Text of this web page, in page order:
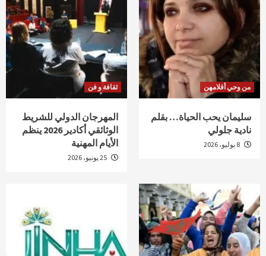
من وحي أقلامهن
سليمان يحب الحياة… بقلم
نادية جلولي
ثقافة و فن
المهرجان الدولي للشريط
الوثائقي أكادير 2026 ينظم
الأيام المهنية